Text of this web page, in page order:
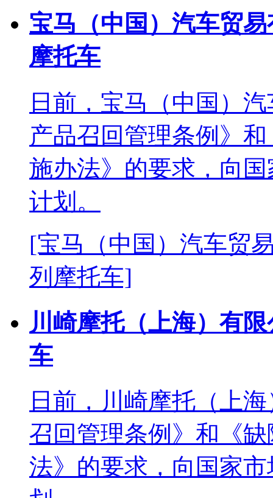
宝马（中国）汽车贸
摩托车
日前，宝马（中国）
产品召回管理条例》
施办法》的要求，向
计划。
[宝马（中国）汽车贸
列摩托车]
川崎摩托（上海）有
车
日前，川崎摩托（上
召回管理条例》和《
法》的要求，向国家